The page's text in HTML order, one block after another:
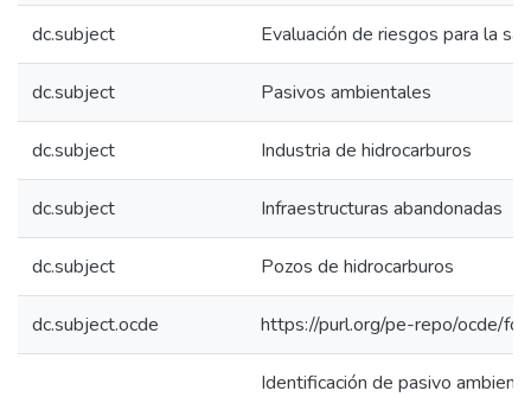
dc.subject Evaluación de riesgos para la
dc.subject Pasivos ambientales
dc.subject Industria de hidrocarburos
dc.subject Infraestructuras abandonadas
dc.subject Pozos de hidrocarburos
dc.subject.ocde https://purl.org/pe-repo/ocde/
Identificación de pasivo